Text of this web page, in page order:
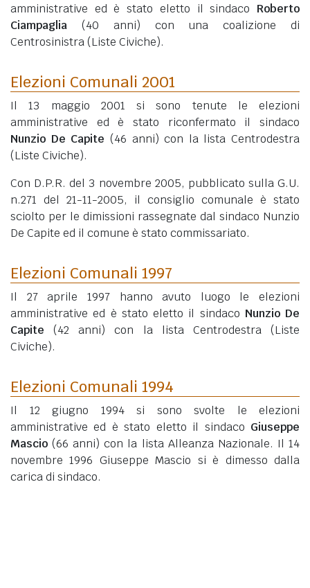
amministrative ed è stato eletto il sindaco Roberto
Ciampaglia
(40 anni) con una coalizione di
Centrosinistra (Liste Civiche).
Elezioni Comunali 2001
Il 13 maggio 2001 si sono tenute le elezioni
amministrative ed è stato riconfermato il sindaco
Nunzio De Capite (46 anni) con la lista Centrodestra
(Liste Civiche).
Con D.P.R. del 3 novembre 2005, pubblicato sulla G.U.
n.271 del 21-11-2005, il consiglio comunale è stato
sciolto per le dimissioni rassegnate dal sindaco Nunzio
De Capite ed il comune è stato commissariato.
Elezioni Comunali 1997
Il 27 aprile 1997 hanno avuto luogo le elezioni
amministrative ed è stato eletto il sindaco Nunzio De
Capite
(42 anni) con la lista Centrodestra (Liste
Civiche).
Elezioni Comunali 1994
Il 12 giugno 1994 si sono svolte le elezioni
amministrative ed è stato eletto il sindaco Giuseppe
Mascio (66 anni) con la lista Alleanza Nazionale. Il 14
novembre 1996 Giuseppe Mascio si è dimesso dalla
carica di sindaco.